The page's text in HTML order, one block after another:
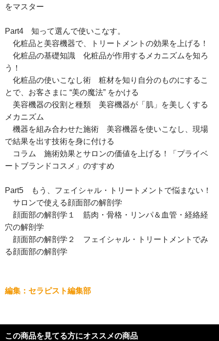
をマスター
Part4 知って選んで使いこなす。
化粧品と美容機器で、トリートメントの効果を上げる！
化粧品の基礎知識 化粧品が作用するメカニズムを知ろ
う！
化粧品の使いこなし術 粧材を知り自分のものにするこ
とで、お客さまに “美の魔法” をかける
美容機器の役割と種類 美容機器が「肌」を美しくする
メカニズム
機器を組み合わせた施術 美容機器を使いこなし、現場
で結果を出す技術を身に付ける
コラム 施術効果とサロンの価値を上げる！「プライベ
ートブランドコスメ」のすすめ
Part5 もう、フェイシャル・トリートメントで悩まない！
サロンで使える顔面部の解剖学
顔面部の解剖学１ 筋肉・骨格・リンパ＆血管・経絡経
穴の解剖学
顔面部の解剖学２ フェイシャル・トリートメントでみ
る顔面部の解剖学
編集：セラピスト編集部
この商品を見てる方にオススメの商品